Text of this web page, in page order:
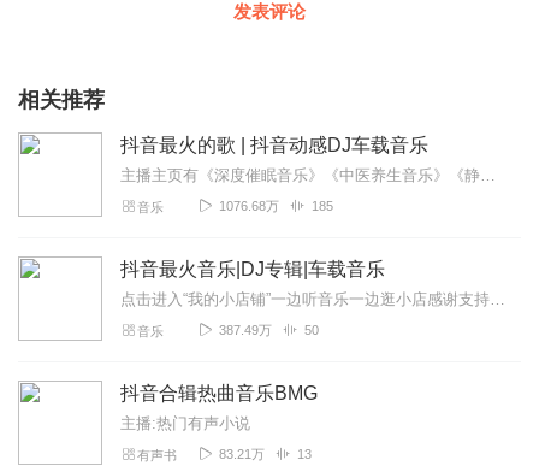
发表评论
相关推荐
抖音最火的歌 | 抖音动感DJ车载音乐
主播主页有《深度催眠音乐》《中医养生音乐》《静心纯音乐》专辑，期待您的聆听！还可以加入主播XiMi会员团，获取更多福利！免费畅听所有付费音频！抖音热歌dj最火的...
音乐 1076.68万 185
抖音最火音乐|DJ专辑|车载音乐
点击进入“我的小店铺”一边听音乐一边逛小店感谢支持！关注微信“唐厦科技”公众号，每天领外卖红包！每天更新好听的抖音热门音乐，欢迎关注！抖音DJ，抖音歌曲，抖音最...
音乐 387.49万 50
抖音合辑热曲音乐BMG
主播:热门有声小说
有声书 83.21万 13